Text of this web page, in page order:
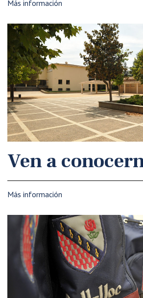
Más información
Ven a
Más información